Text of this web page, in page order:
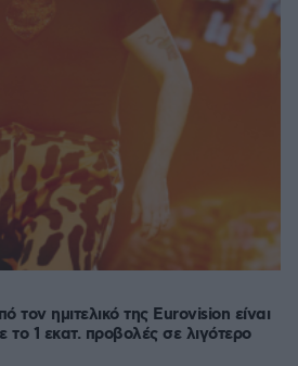
τον ημιτελικό της Eurovision είναι
1 εκατ. προβολές σε λιγότερο